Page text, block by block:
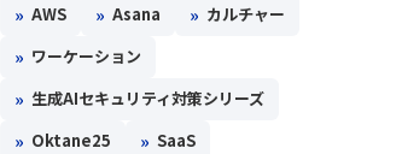
» AWS » Asana » カルチャー
» ワーケーション
» 生成AIセキュリティ対策シリーズ
» Oktane25 » SaaS